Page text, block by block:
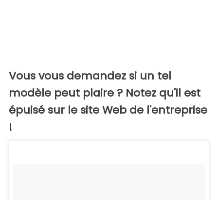
Vous vous demandez si un tel
modèle peut plaire ? Notez qu'il est
épuisé sur le site Web de l'entreprise
!